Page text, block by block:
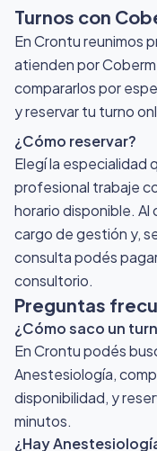
Turnos con
En Crontu reunimos
atienden por
compararlos por
y reservar tu turno
¿Cómo reservar?
Elegí la especialidad
profesional trabaje
horario disponible. Al
cargo de gestión y,
consulta podés
consultorio.
Preguntas
¿Cómo saco un
En Crontu podés
Anestesiología,
disponibilidad, y
minutos.
¿Hay